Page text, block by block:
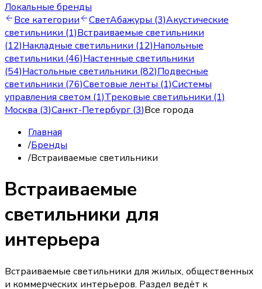
Локальные бренды
Все категории
СветАбажуры (3)Акустические
светильники (1)Встраиваемые светильники
(12)Накладные светильники (12)Напольные
светильники (46)Настенные светильники
(54)Настольные светильники (82)Подвесные
светильники (76)Световые ленты (1)Системы
управления светом (1)Трековые светильники (1)
Москва (3)Санкт-Петербург(3)Все города
Главная
/Бренды
/Встраиваемые светильники
Встраиваемые
светильники для
интерьера
Встраиваемые светильники для жилых, общественных
и коммерческих интерьеров. Раздел ведёт к